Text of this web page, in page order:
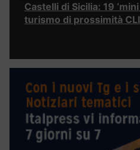
Castelli di Sicilia: 19
turismo di prossimità